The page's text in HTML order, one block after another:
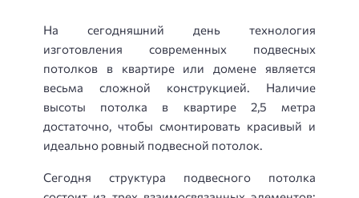
На сегодняшний день технология
изготовления современных подвесных
потолков в квартире или домене является
весьма сложной конструкцией. Наличие
высоты потолка в квартире 2,5 метра
достаточно, чтобы смонтировать красивый и
идеально ровный подвесной потолок.
Сегодня структура подвесного потолка